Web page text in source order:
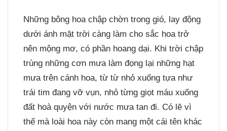
Những bông hoa chập chờn trong gió, lay động
dưới ánh mặt trời càng làm cho sắc hoa trở
nên mộng mơ, có phần hoang dại. Khi trời chập
trùng những cơn mưa làm đọng lại những hạt
mưa trên cánh hoa, từ từ nhỏ xuống tựa như
trái tim đang vỡ vụn, nhỏ từng giọt máu xuống
đất hoà quyện với nước mưa tan đi. Có lẽ vì
thế mà loài hoa này còn mang một cái tên khác